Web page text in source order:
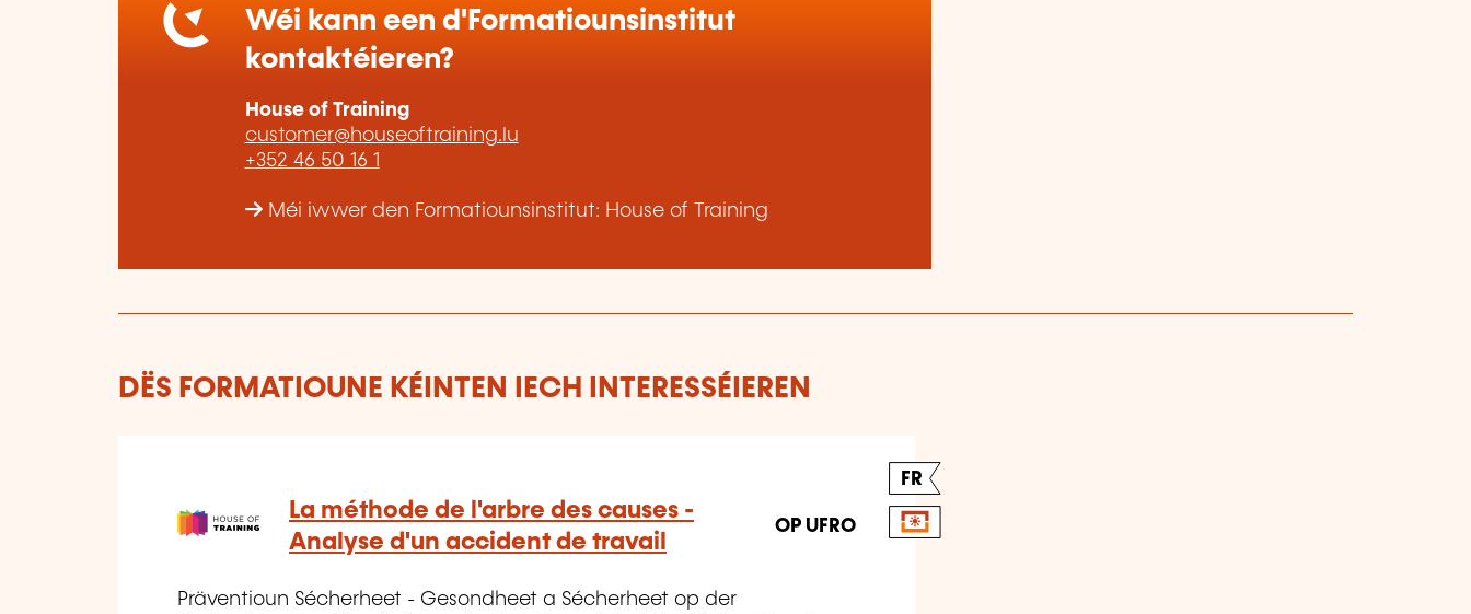
Wéi kann een d'Formatiounsinstitut
kontaktéieren?
House of Training
customer@houseoftraining.lu
+352 46 50 16 1
Méi iwwer den Formatiounsinstitut: House of Training
DËS FORMATIOUNE KÉINTEN IECH INTERESSÉIEREN
FR
La méthode de l'arbre des causes -
Analyse d'un accident de travail
OP UFRO
Präventioun Sécherheet - Gesondheet a Sécherheet op der